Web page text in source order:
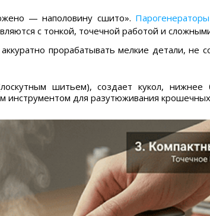
— наполовину сшито».
с тонкой, точечной работой и
прорабатывать мелкие детали, не
шитьем), создает кукол, нижнее
инструментом для разутюживания